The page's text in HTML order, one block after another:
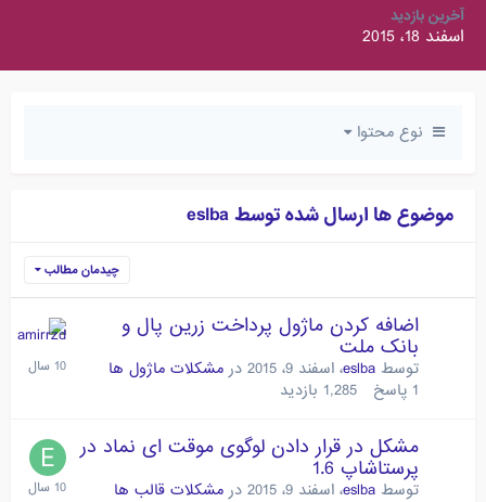
آخرین بازدید
اسفند 18، 2015
نوع محتوا
موضوع ها ارسال شده توسط eslba
چیدمان مطالب
اضافه کردن ماژول پرداخت زرین پال و
بانک ملت
توسط eslba، اسفند 9، 2015 در مشکلات ماژول ها
1 پاسخ 1,285 بازدید
مشکل در قرار دادن لوگوی موقت ای نماد در
پرستاشاپ 1.6
توسط eslba، اسفند 9، 2015 در مشکلات قالب ها